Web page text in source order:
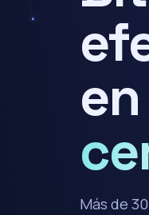
Más de